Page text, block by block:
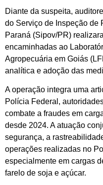
Diante da suspeita,
do Serviço de Inspeção de
Paraná (Sipov/PR)
encaminhadas ao
Agropecuária em Goiás
analítica e adoção das
A operação integra uma
Polícia Federal,
combate a fraudes em
desde 2024. A atuação
segurança, a
operações realizadas no
especialmente em cargas
farelo de soja e açúcar.